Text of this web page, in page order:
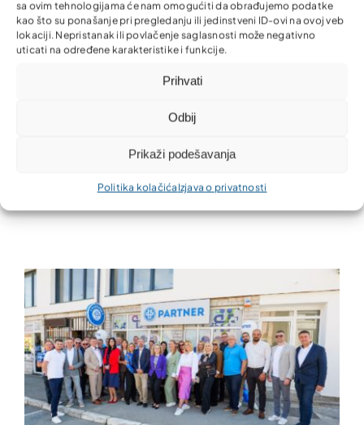
sa ovim tehnologijama će nam omogućiti da obrađujemo podatke
kao što su ponašanje pri pregledanju ili jedinstveni ID-ovi na ovoj veb
lokaciji. Nepristanak ili povlačenje saglasnosti može negativno
uticati na određene karakteristike i funkcije.
Prihvati
Odbij
Prikaži podešavanja
Politika kolačića Izjava o privatnosti
prvenstvo 2026!